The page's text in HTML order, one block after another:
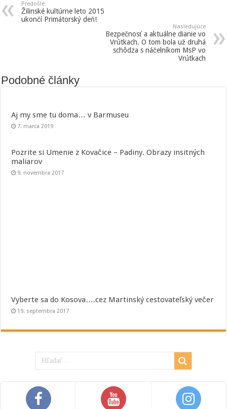
Predošlé
Žilinské kultúrne leto 2015
ukončí Primátorský deň!
Nasledujúce
Bezpečnosť a aktuálne dianie vo
Vrútkach. O tom bola už druhá
schôdza s náčelníkom MsP vo
Vrútkach
Podobné články
Aj my sme tu doma… v Barmuseu
7. marca 2019
Pozrite si Umenie z Kovačice – Padiny. Obrazy insitných
maliarov
9. novembra 2017
Vyberte sa do Kosova….cez Martinský cestovateľský večer
19. septembra 2017